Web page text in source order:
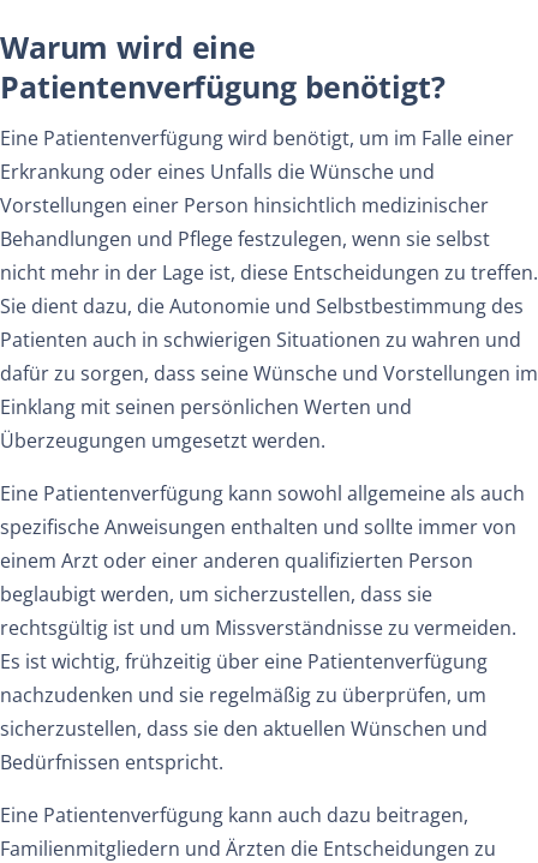
Warum wird eine
Patientenverfügung benötigt?
Eine Patientenverfügung wird benötigt, um im Falle einer
Erkrankung oder eines Unfalls die Wünsche und
Vorstellungen einer Person hinsichtlich medizinischer
Behandlungen und Pflege festzulegen, wenn sie selbst
nicht mehr in der Lage ist, diese Entscheidungen zu treffen.
Sie dient dazu, die Autonomie und Selbstbestimmung des
Patienten auch in schwierigen Situationen zu wahren und
dafür zu sorgen, dass seine Wünsche und Vorstellungen im
Einklang mit seinen persönlichen Werten und
Überzeugungen umgesetzt werden.
Eine Patientenverfügung kann sowohl allgemeine als auch
spezifische Anweisungen enthalten und sollte immer von
einem Arzt oder einer anderen qualifizierten Person
beglaubigt werden, um sicherzustellen, dass sie
rechtsgültig ist und um Missverständnisse zu vermeiden.
Es ist wichtig, frühzeitig über eine Patientenverfügung
nachzudenken und sie regelmäßig zu überprüfen, um
sicherzustellen, dass sie den aktuellen Wünschen und
Bedürfnissen entspricht.
Eine Patientenverfügung kann auch dazu beitragen,
Familienmitgliedern und Ärzten die Entscheidungen zu